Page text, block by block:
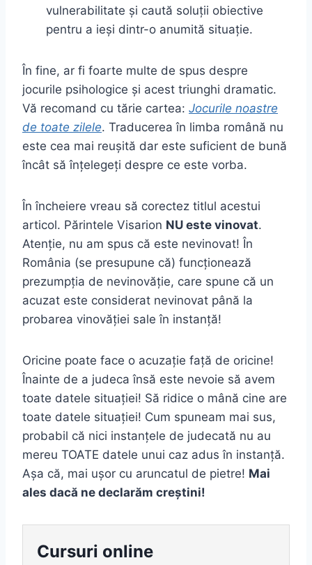
vulnerabilitate și caută soluții obiective
pentru a ieși dintr-o anumită situație.
În fine, ar fi foarte multe de spus despre
jocurile psihologice și acest triunghi dramatic.
Vă recomand cu tărie cartea: Jocurile noastre
de toate zilele. Traducerea în limba română nu
este cea mai reușită dar este suficient de bună
încât să înțelegeți despre ce este vorba.
În încheiere vreau să corectez titlul acestui
articol. Părintele Visarion NU este vinovat.
Atenție, nu am spus că este nevinovat! În
România (se presupune că) funcționează
prezumpția de nevinovăție, care spune că un
acuzat este considerat nevinovat până la
probarea vinovăției sale în instanță!
Oricine poate face o acuzație față de oricine!
Înainte de a judeca însă este nevoie să avem
toate datele situației! Să ridice o mână cine are
toate datele situației! Cum spuneam mai sus,
probabil că nici instanțele de judecată nu au
mereu TOATE datele unui caz adus în instanță.
Așa că, mai ușor cu aruncatul de pietre! Mai
ales dacă ne declarăm creștini!
Cursuri online